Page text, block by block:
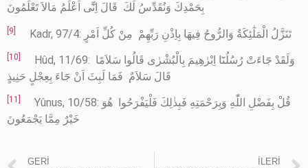
ﺑِﺤَﻤْﺪِﻙَ ﻭَﻧُﻘَﺪِّﺱُ ﻟَﻚَ ﻗَﺎﻝَ ﺍِﻧِّٓﻰ ﺍَﻋْﻠَﻢُ ﻣَﺎﻟﺎَ ﺗَﻌْﻠَﻤُﻮﻥَ
[9]
[10]
Hûd, 11/69: ﻭَﻟَﻘَﺪْ ﺟَٓﺎﺀَﺕْ ﺭُﺳُﻠُﻨَٓﺎ ﺍِﺑْﺮٰﻫِﻴﻢَ ﺑِﺎﻟْﺒُﺸْﺮٰﻯ ﻗَﺎﻟُﻮﺍ ﺳَﻠﺎَﻣًﺎ
ﻗَﺎﻝَ ﺳَﻠﺎَﻡٌ ﻓَﻤَﺎ ﻟَﺒِﺚَ ﺍَﻥْ ﺟَٓﺎﺀَ ﺑِﻌِﺠْﻞٍ ﺣَﻨِﻴﺬٍ
[11]
Yûnus, 10/58: ﻗُﻞْ ﺑِﻔَﻀْﻞِ ﺍﻟﻠّٰﻪِ ﻭَﺑِﺮَﺣْﻤَﺘِﻪِ ﻓَﺒِﺬٰﻟِﻚَ ﻓَﻠْﻴَﻔْﺮَﺣُﻮﺍ ﻫُﻮَ
ﺧَﻴْﺮٌ ﻣِﻤَّﺎ ﻳَﺠْﻤَﻌُﻮﻥَ
GERI İLERI